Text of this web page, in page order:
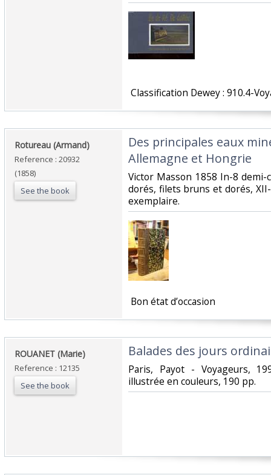
Classification Dewey : 910.4-
‎Rotureau (Armand)‎
Reference : 20932
(1858)
See the book
‎Des principales eaux
Allemagne et Hongrie‎
‎Victor Masson 1858 In-8
dorés, filets bruns et dorés,
exemplaire.‎
‎ Bon état d’occasion ‎
‎ROUANET (Marie)‎
Reference : 12135
See the book
‎Balades des jours
‎Paris, Payot - Voyageurs,
illustrée en couleurs, 190 pp. ‎